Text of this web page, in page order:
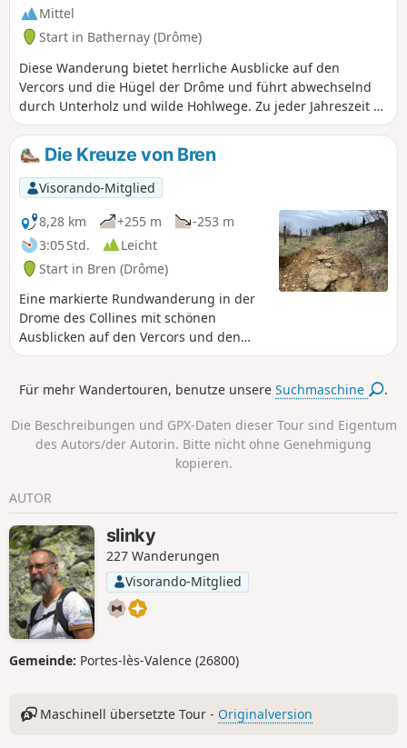
Mittel
Start in Bathernay (Drôme)
Diese Wanderung bietet herrliche Ausblicke auf den
Vercors und die Hügel der Drôme und führt abwechselnd
durch Unterholz und wilde Hohlwege. Zu jeder Jahreszeit zu
empfehlen.
Die Kreuze von Bren
Visorando-Mitglied
8,28 km
+255 m
-253 m
3:05 Std.
Leicht
Start in Bren (Drôme)
Eine markierte Rundwanderung in der
Drome des Collines mit schönen
Ausblicken auf den Vercors und den
Mont Saint-Gerbier-de-Jonc, die durch
Bleue und des Croix Rouge. Teilweise
Für mehr Wandertouren, benutze unsereSuchmaschine .
Die Beschreibungen und GPX-Daten dieser Tour sind Eigentum
des Autors/der Autorin. Bitte nicht ohne Genehmigung
kopieren.
AUTOR
slinky
227 Wanderungen
Visorando-Mitglied
Gemeinde: Portes-lès-Valence (26800)
Maschinell übersetzte Tour - Originalversion